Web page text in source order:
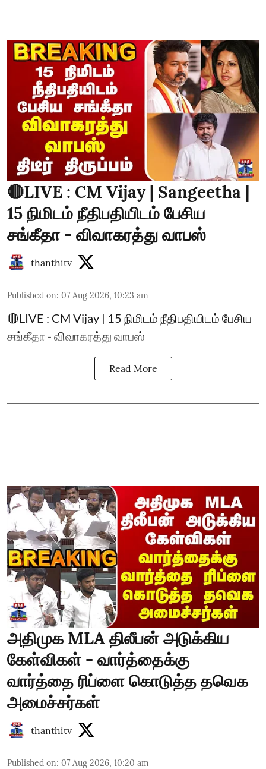
🔴LIVE : CM Vijay | Sangeetha |
15 நிமிடம் நீதிபதியிடம் பேசிய
சங்கீதா - விவாகரத்து வாபஸ்
thanthitv
Published on: 07 Aug 2026, 10:23 am
🔴LIVE : CM Vijay | 15 நிமிடம் நீதிபதியிடம் பேசிய
சங்கீதா - விவாகரத்து வாபஸ்
Read More
அதிமுக MLA திலீபன் அடுக்கிய
கேள்விகள் - வார்த்தைக்கு
வார்த்தை ரிப்ளை கொடுத்த தவெக
அமைச்சர்கள்
thanthitv
Published on: 07 Aug 2026, 10:20 am